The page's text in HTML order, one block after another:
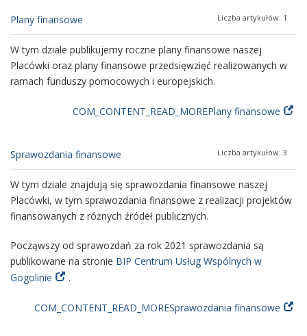
Plany finansowe Liczba artykułów: 1
W tym dziale publikujemy roczne plany finansowe naszej
Placówki oraz plany finansowe przedsięwzięć realizowanych w
ramach funduszy pomocowych i europejskich.
COM_CONTENT_READ_MOREPlany finansowe
Sprawozdania finansowe Liczba artykułów: 3
W tym dziale znajdują się sprawozdania finansowe naszej
Placówki, w tym sprawozdania finansowe z realizacji projektów
finansowanych z różnych źródeł publicznych.
Począwszy od sprawozdań za rok 2021 sprawozdania są
publikowane na stronie BIP Centrum Usług Wspólnych w
Gogolinie
.
COM_CONTENT_READ_MORESprawozdania finansowe